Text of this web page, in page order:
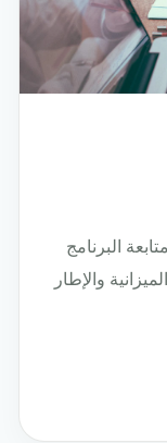
البرنامج
والإطار